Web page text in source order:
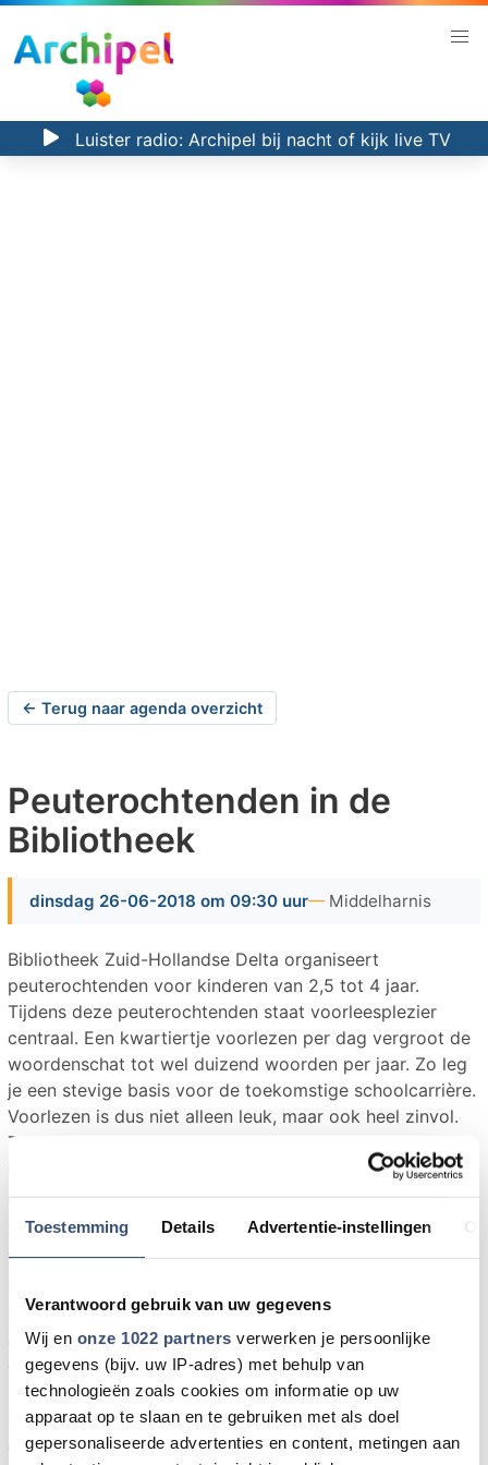
Toestemming Details Advertentie-instellingen
Verantwoord gebruik van uw gegevens
Wij en onze 1022 partners verwerken je persoonlijke
gegevens (bijv. uw IP-adres) met behulp van
technologieën zoals cookies om informatie op uw
apparaat op te slaan en te gebruiken met als doel
gepersonaliseerde advertenties en content, metingen aan
Luister radio: Archipel bij nacht of kijk live TV
← Terug naar agenda overzicht
Peuterochtenden in de
Bibliotheek
dinsdag 26-06-2018 om 09:30 uur Middelharnis
Bibliotheek Zuid-Hollandse Delta organiseert
peuterochtenden voor kinderen van 2,5 tot 4 jaar.
Tijdens deze peuterochtenden staat voorleesplezier
centraal. Een kwartiertje voorlezen per dag vergroot de
woordenschat tot wel duizend woorden per jaar. Zo leg
je een stevige basis voor de toekomstige schoolcarrière.
Voorlezen is dus niet alleen leuk, maar ook heel zinvol.
Tijdens de komende peuterochtenden wordt er
voorgelezen uit het prentenboek “Antonia” van Anke
de Vries. Antonia vindt dat ze fantastisch mooi kan
zingen en dat doet ze dan ook van 's ochtends
vroeg tot 's avonds laat. Maar ze drijft de dieren om
beledigd en vertrekt uit het bos. En dan komen de
dieren erachter wat ze eigenlijk missen... tot er een
vreemde vogel in het bos verschijnt.
Het verhaal wordt interactief voorgelezen en
daarna is er tijd om te zingen en over het verhaal na